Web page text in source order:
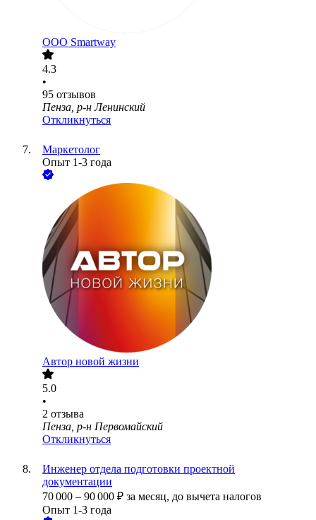
ООО Smartway
4.3
•
95 отзывов
Пенза, р-н Ленинский
Откликнуться
Маркетолог
Опыт 1-3 года
Автор новой жизни
5.0
•
2 отзыва
Пенза, р-н Первомайский
Откликнуться
Инженер отдела подготовки проектной
документации
70 000 – 90 000 ₽ за месяц, до вычета налогов
Опыт 1-3 года